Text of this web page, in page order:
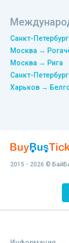
Санкт-
Москва →
Москва → Рига
Санкт-
Харьков →
2015 - 2026 ©